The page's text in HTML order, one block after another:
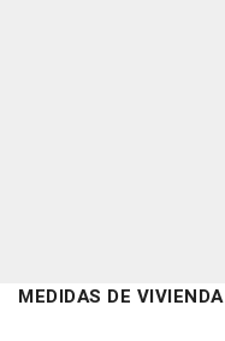
MEDIDAS DE VIVIENDA